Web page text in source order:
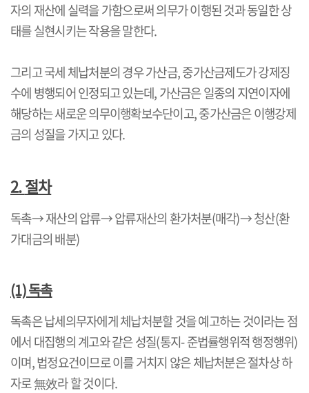
자의 재산에 실력을 가함으로써 의무가 이행된 것과 동일한 상
태를 실현시키는 작용을 말한다.
그리고 국세 체납처분의 경우 가산금,중가산금제도가 강제징
수에 병행되어 인정되고 있는데,가산금은 일종의 지연이자에
해당하는 새로운 의무이행확보수단이고,중가산금은 이행강제
금의 성질을 가지고 있다.
2.절차
독촉→ 재산의 압류→압류재산의 환가처분(매각)→청산(환
가대금의 배분)
(1)독촉
독촉은 납세의무자에게 체납처분할 것을 예고하는 것이라는 점
에서 대집행의 계고와 같은 성질(통지-준법률행위적 행정행위)
이며,법정요건이므로 이를 거치지 않은 체납처분은 절차상 하
자로 無效라 할 것이다.